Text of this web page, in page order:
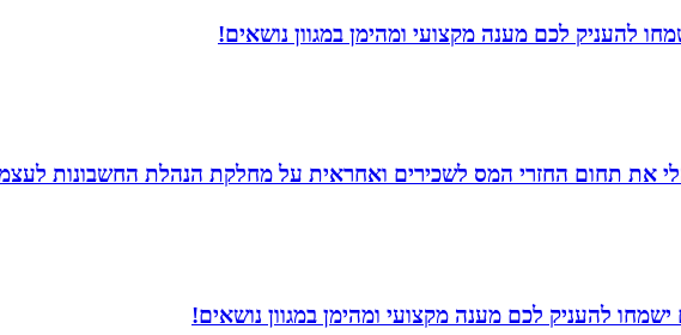
להעניק לכם מענה מקצועי ומהימן במגוון נושאים!
את תחום החזרי המס לשכירים ואחראית על מחלקת הנהלת החשבונות
להעניק לכם מענה מקצועי ומהימן במגוון נושאים!